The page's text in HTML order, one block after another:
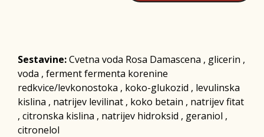
Sestavine:Cvetna voda Rosa Damascena , glicerin ,
voda , ferment fermenta korenine
redkvice/levkonostoka , koko-glukozid , levulinska
kislina , natrijev levilinat , koko betain , natrijev fitat
, citronska kislina , natrijev hidroksid , geraniol ,
citronelol